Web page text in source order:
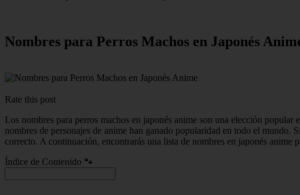
Nombres para Perros Machos en Japonés
Rate this post
Los nombres para perros machos en japonés anime son una elección
nombres de personajes de anime han ganado popularidad en todo el
correcto. A continuación, encontrarás una lista de nombres en japonés
Índice de Contenido 🐾